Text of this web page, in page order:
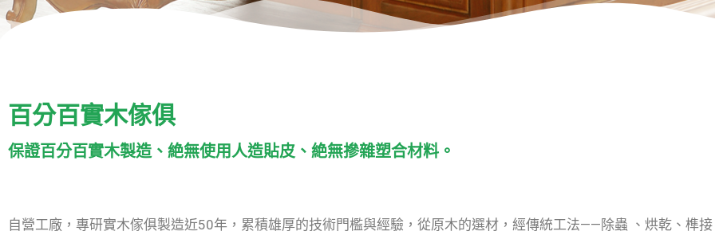
百分百實木傢俱
保證百分百實木製造、絶無使用人造貼皮、絶無摻雜塑合材料。
自營工廠，專研實木傢俱製造近50年，累積雄厚的技術門檻與經驗，從原木的選材，經傳統工法——除蟲 、烘乾、榫